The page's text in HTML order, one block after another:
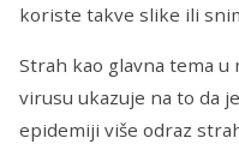
koriste takve slike ili
Strah kao glavna tema
virusu ukazuje na to da
epidemiji više odraz